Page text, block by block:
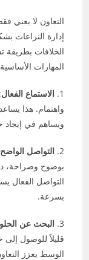
التعاون لا يعني
إدارة النزاعات
الخلافات بطريقة
المهارات
1. الاستماع الفعال
واهتمام. هذا
ويساهم في
2. التواصل
بوضوح وصراحة،
التواصل الفعال
بسرعة.
3. البحث عن
قليلاً للوصول
الوسط يعزز